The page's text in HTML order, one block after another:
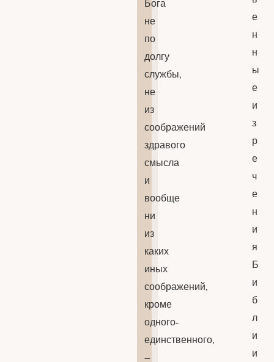
не
по
долгу
службы,
не
из
соображений
здравого
смысла
и
вообще
ни
из
каких
иных
соображений,
кроме
одного-
единственного,
–
е
н
н
ы
е
и
з
р
е
ч
е
н
и
я
Б
и
б
л
и
и